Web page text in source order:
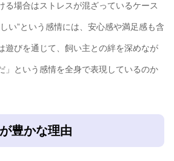
る場合はストレスが混ざっているケース
い”という感情には、安心感や満足感も含
遊びを通じて、飼い主との絆を深めなが
」という感情を全身で表現しているのか
豊かな理由